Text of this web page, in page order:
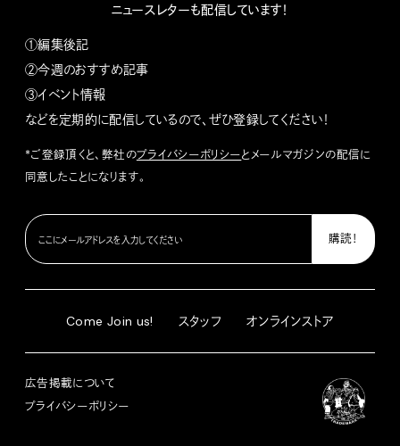
ニュースレターも配信しています！
①編集後記
②今週のおすすめ記事
③イベント情報
などを定期的に配信しているので、ぜひ登録してください！
*ご登録頂くと、弊社のプライバシーポリシーとメールマガジンの配信に
同意したことになります。
Come Join us! スタッフ オンラインストア
広告掲載について
プライバシーポリシー